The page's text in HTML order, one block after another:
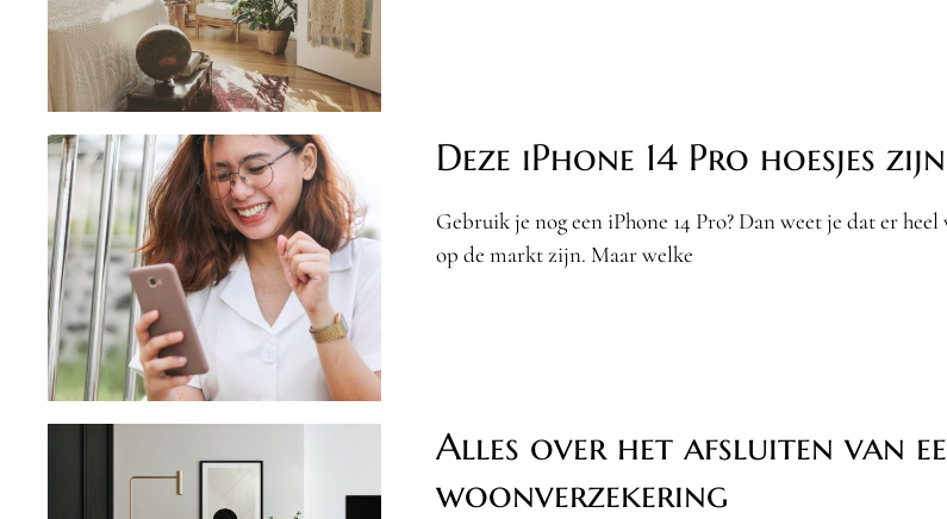
Deze iPhone 14 Pro hoesjes
Gebruik je nog een iPhone 14 Pro? Dan weet je dat er
op de markt zijn. Maar welke
Alles over het afsluiten van
woonverzekering